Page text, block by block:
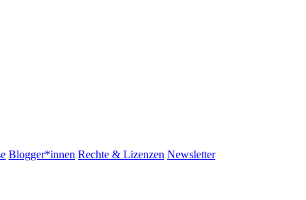
Blogger*innen Rechte & Lizenzen Newsletter